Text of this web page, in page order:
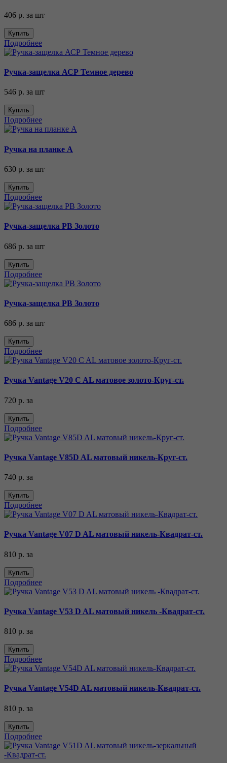
406 р. за шт
Купить
Подробнее
Ручка-защелка АСР Темное дерево
546 р. за шт
Купить
Подробнее
Ручка на планке А
630 р. за шт
Купить
Подробнее
Ручка-защелка РВ Золото
686 р. за шт
Купить
Подробнее
Ручка-защелка РВ Золото
686 р. за шт
Купить
Подробнее
Ручка Vantage V20 C AL матовое золото-Круг-ст.
720 р. за
Купить
Подробнее
Ручка Vantage V85D AL матовый никель-Круг-ст.
740 р. за
Купить
Подробнее
Ручка Vantage V07 D AL матовый никель-Квадрат-ст.
810 р. за
Купить
Подробнее
Ручка Vantage V53 D AL матовый никель -Квадрат-ст.
810 р. за
Купить
Подробнее
Ручка Vantage V54D AL матовый никель-Квадрат-ст.
810 р. за
Купить
Подробнее